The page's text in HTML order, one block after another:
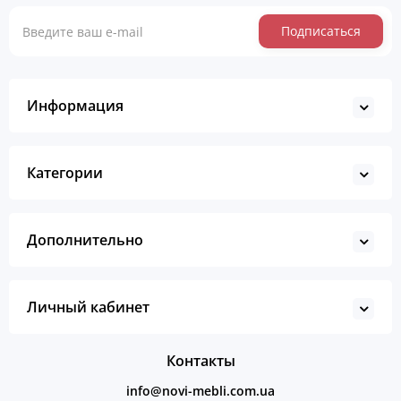
Подписаться
Информация
Категории
Дополнительно
Личный кабинет
Контакты
info@novi-mebli.com.ua